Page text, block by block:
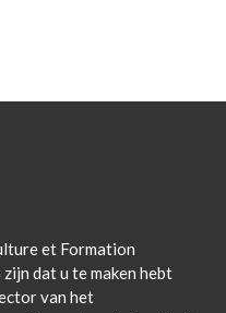
et Formation
dat u te maken hebt
van het